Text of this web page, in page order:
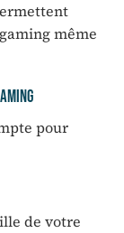
même
pour
de votre